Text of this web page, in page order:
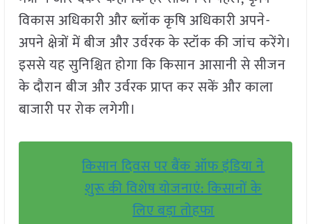
विकास अधिकारी और ब्लॉक कृषि अधिकारी अपने-
अपने क्षेत्रों में बीज और उर्वरक के स्टॉक की जांच करेंगे।
इससे यह सुनिश्चित होगा कि किसान आसानी से सीजन
के दौरान बीज और उर्वरक प्राप्त कर सकें और काला
बाजारी पर रोक लगेगी।
किसान दिवस पर बैंक ऑफ इंडिया ने
शुरू की विशेष योजनाएं: किसानों के
लिए बड़ा तोहफा